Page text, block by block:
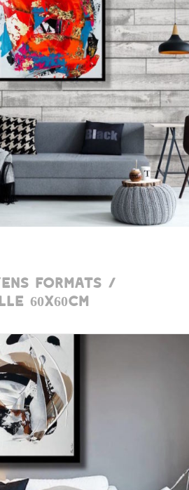
formats /
60x60cm